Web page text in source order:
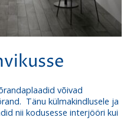
võivad
Tänu külmakindlusele ja
nii kodusesse interjööri kui